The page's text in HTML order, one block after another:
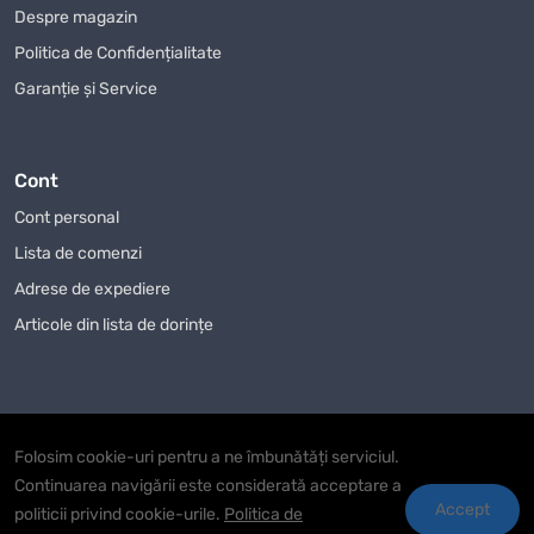
Compatibilitatea.
accesoriile și condițiile de folosire.
utilizare și utilitatea reală.
Legături utile în catalog
Pentru o navigare mai comodă, descrierea include legături
interne relevante. Puteți reveni la categoria părinte
echipamente de construcții pentru alegerea produselor
Categoria nu are în prezent subcategorii active separate.
Din acest motiv, alegerea se face direct din lista principală
Folosim cookie-uri pentru a ne îmbunătăți serviciul.
Continuarea navigării este considerată acceptare a
politicii privind cookie-urile. Politica de
Accept
Despre magazin
Politica de Confidențialitate
Garanție și Service
Cont
Cont personal
Lista de comenzi
Adrese de expediere
Articole din lista de dorințe
%s © SCULE.ONLINE - Instrumente profesionale pentru maeștri și
începători!